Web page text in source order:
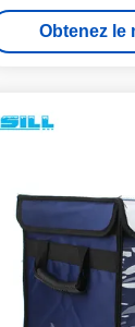
de
Obtenez le